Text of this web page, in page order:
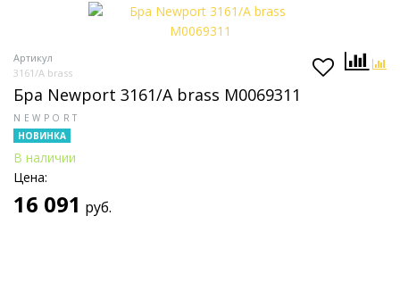
Артикул
3161/A brass
Бра Newport 3161/A brass М0069311
NEWPORT
НОВИНКА
В наличии
Цена:
16 091 руб.